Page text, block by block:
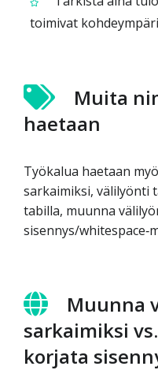
toimivat
Muita
haetaan
Työkalua haetaan
sarkaimiksi, välilyönti
tabilla, muunna
sisennys/
Muunna
sarkaimiksi
korjata